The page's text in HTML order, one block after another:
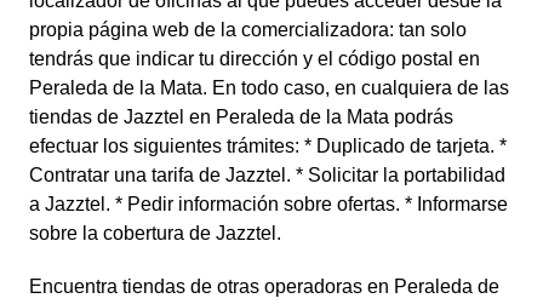
propia página web de la comercializadora: tan solo
tendrás que indicar tu dirección y el código postal en
Peraleda de la Mata. En todo caso, en cualquiera de las
tiendas de Jazztel en Peraleda de la Mata podrás
efectuar los siguientes trámites: * Duplicado de tarjeta. *
Contratar una tarifa de Jazztel. * Solicitar la portabilidad
a Jazztel. * Pedir información sobre ofertas. * Informarse
sobre la cobertura de Jazztel.
Encuentra tiendas de otras operadoras en Peraleda de